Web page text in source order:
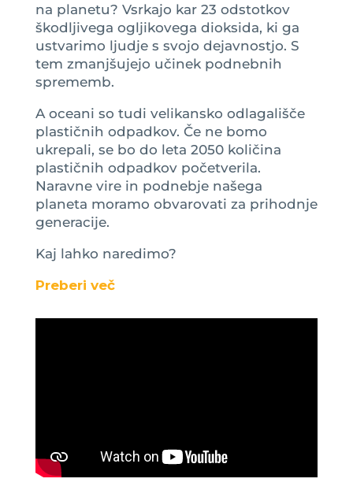
na planetu? Vsrkajo kar 23 odstotkov
škodljivega ogljikovega dioksida, ki ga
ustvarimo ljudje s svojo dejavnostjo. S
tem zmanjšujejo učinek podnebnih
sprememb.
A oceani so tudi velikansko odlagališče
plastičnih odpadkov. Če ne bomo
ukrepali, se bo do leta 2050 količina
plastičnih odpadkov početverila.
Naravne vire in podnebje našega
planeta moramo obvarovati za prihodnje
generacije.
Kaj lahko naredimo?
Preberi več